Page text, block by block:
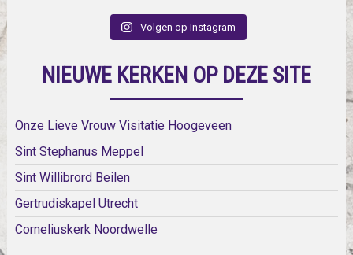
Volgen op Instagram
NIEUWE KERKEN OP DEZE SITE
Onze Lieve Vrouw Visitatie Hoogeveen
Sint Stephanus Meppel
Sint Willibrord Beilen
Gertrudiskapel Utrecht
Corneliuskerk Noordwelle